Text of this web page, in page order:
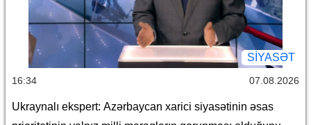
SİYASƏT
16:34 07.08.2026
Ukraynalı ekspert: Azərbaycan xarici siyasətinin əsas